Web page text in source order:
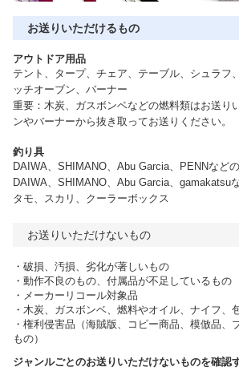
お送りいただけるもの
アウトドア用品
テント、タープ、チェア、テーブル、シュラフ
ッチオーブン、バーナー
重要：木炭、ガスボンベなどの燃料類はお送り
ンやバーナーから抜き取ってお送りください。
釣り具
DAIWA、SHIMANO、Abu Garcia、PENNなど
DAIWA、SHIMANO、Abu Garcia、gamakatsu
タモ、スカリ、クーラーボックス
お送りいただけないもの
・破損、汚損、劣化が著しいもの
・動作不良のもの、付属品が不足しているもの
・メーカーリコール対象品
・木炭、ガスボンベ、燃料やオイル、ナイフ、
・権利侵害品（海賊版、コピー商品、模倣品、
もの）
ジャンルごとのお送りいただけないものを確認